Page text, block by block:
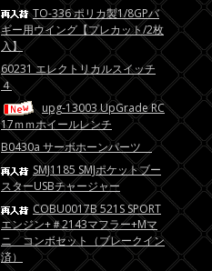
TO-336 ポリカ製1/8GPバ
ギー用ウイング【プレカット/2枚
入】
60231 エレクトリカルスイッチ
４
upg-13003 UpGrade RC
17ｍｍホイールレンチ
B0430a サーボホーンパーツ
SMJ1185 SMJポケットブー
スターUSBチャージャー
COBU0017B 521S SPORT
エンジン+＃2143マフラー+Mマ
ニ コンボセット（ブレークイン
済）